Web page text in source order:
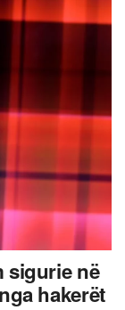
sigurie në
hakerët